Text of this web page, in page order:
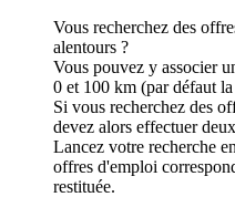
Vous recherchez des
alentours ?
Vous pouvez y associer
0 et 100 km (par défaut
Si vous recherchez des
devez alors effectuer
Lancez votre recherche
offres d'emploi
restituée.